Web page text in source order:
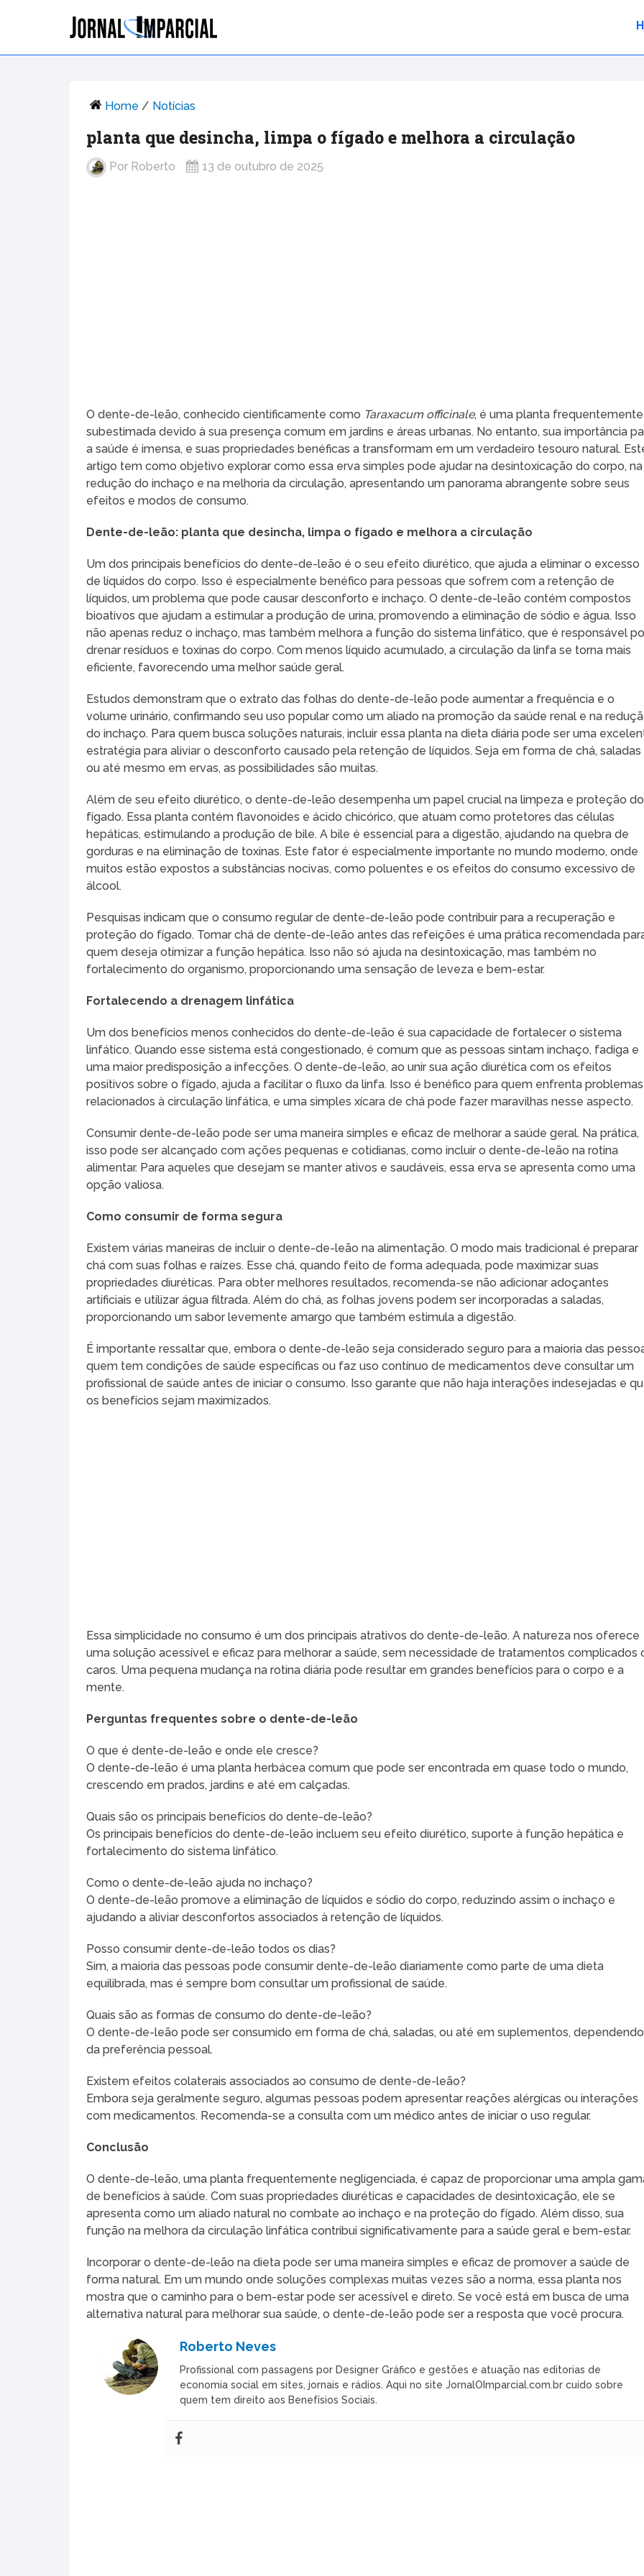
Home / Notícias
planta que desincha, limpa o fígado e melhora a circulação
Por Roberto 13 de outubro de 2025
O dente-de-leão, conhecido cientificamente como Taraxacum officinale, é uma planta frequentemente
subestimada devido à sua presença comum em jardins e áreas urbanas. No entanto, sua importância
a saúde é imensa, e suas propriedades benéficas a transformam em um verdadeiro tesouro natural.
artigo tem como objetivo explorar como essa erva simples pode ajudar na desintoxicação do corpo, na
redução do inchaço e na melhoria da circulação, apresentando um panorama abrangente sobre seus
efeitos e modos de consumo.
Dente-de-leão: planta que desincha, limpa o fígado e melhora a circulação
Um dos principais benefícios do dente-de-leão é o seu efeito diurético, que ajuda a eliminar o excesso
de líquidos do corpo. Isso é especialmente benéfico para pessoas que sofrem com a retenção de
líquidos, um problema que pode causar desconforto e inchaço. O dente-de-leão contém compostos
bioativos que ajudam a estimular a produção de urina, promovendo a eliminação de sódio e água. Isso
não apenas reduz o inchaço, mas também melhora a função do sistema linfático, que é responsável
drenar resíduos e toxinas do corpo. Com menos líquido acumulado, a circulação da linfa se torna mais
eficiente, favorecendo uma melhor saúde geral.
Estudos demonstram que o extrato das folhas do dente-de-leão pode aumentar a frequência e o
volume urinário, confirmando seu uso popular como um aliado na promoção da saúde renal e na
do inchaço. Para quem busca soluções naturais, incluir essa planta na dieta diária pode ser uma
estratégia para aliviar o desconforto causado pela retenção de líquidos. Seja em forma de chá, saladas
ou até mesmo em ervas, as possibilidades são muitas.
Além de seu efeito diurético, o dente-de-leão desempenha um papel crucial na limpeza e proteção do
fígado. Essa planta contém flavonoides e ácido chicórico, que atuam como protetores das células
hepáticas, estimulando a produção de bile. A bile é essencial para a digestão, ajudando na quebra de
gorduras e na eliminação de toxinas. Este fator é especialmente importante no mundo moderno, onde
muitos estão expostos a substâncias nocivas, como poluentes e os efeitos do consumo excessivo de
álcool.
Pesquisas indicam que o consumo regular de dente-de-leão pode contribuir para a recuperação e
proteção do fígado. Tomar chá de dente-de-leão antes das refeições é uma prática recomendada
quem deseja otimizar a função hepática. Isso não só ajuda na desintoxicação, mas também no
fortalecimento do organismo, proporcionando uma sensação de leveza e bem-estar.
Fortalecendo a drenagem linfática
Um dos benefícios menos conhecidos do dente-de-leão é sua capacidade de fortalecer o sistema
linfático. Quando esse sistema está congestionado, é comum que as pessoas sintam inchaço, fadiga e
uma maior predisposição a infecções. O dente-de-leão, ao unir sua ação diurética com os efeitos
positivos sobre o fígado, ajuda a facilitar o fluxo da linfa. Isso é benéfico para quem enfrenta problemas
relacionados à circulação linfática, e uma simples xícara de chá pode fazer maravilhas nesse aspecto.
Consumir dente-de-leão pode ser uma maneira simples e eficaz de melhorar a saúde geral. Na prática,
isso pode ser alcançado com ações pequenas e cotidianas, como incluir o dente-de-leão na rotina
alimentar. Para aqueles que desejam se manter ativos e saudáveis, essa erva se apresenta como uma
opção valiosa.
Como consumir de forma segura
Existem várias maneiras de incluir o dente-de-leão na alimentação. O modo mais tradicional é preparar
chá com suas folhas e raízes. Esse chá, quando feito de forma adequada, pode maximizar suas
propriedades diuréticas. Para obter melhores resultados, recomenda-se não adicionar adoçantes
artificiais e utilizar água filtrada. Além do chá, as folhas jovens podem ser incorporadas a saladas,
proporcionando um sabor levemente amargo que também estimula a digestão.
É importante ressaltar que, embora o dente-de-leão seja considerado seguro para a maioria das
quem tem condições de saúde específicas ou faz uso contínuo de medicamentos deve consultar um
profissional de saúde antes de iniciar o consumo. Isso garante que não haja interações indesejadas e
os benefícios sejam maximizados.
Essa simplicidade no consumo é um dos principais atrativos do dente-de-leão. A natureza nos oferece
uma solução acessível e eficaz para melhorar a saúde, sem necessidade de tratamentos complicados
caros. Uma pequena mudança na rotina diária pode resultar em grandes benefícios para o corpo e a
mente.
Perguntas frequentes sobre o dente-de-leão
O que é dente-de-leão e onde ele cresce?
O dente-de-leão é uma planta herbácea comum que pode ser encontrada em quase todo o mundo,
crescendo em prados, jardins e até em calçadas.
Quais são os principais benefícios do dente-de-leão?
Os principais benefícios do dente-de-leão incluem seu efeito diurético, suporte à função hepática e
fortalecimento do sistema linfático.
Como o dente-de-leão ajuda no inchaço?
O dente-de-leão promove a eliminação de líquidos e sódio do corpo, reduzindo assim o inchaço e
ajudando a aliviar desconfortos associados à retenção de líquidos.
Posso consumir dente-de-leão todos os dias?
Sim, a maioria das pessoas pode consumir dente-de-leão diariamente como parte de uma dieta
equilibrada, mas é sempre bom consultar um profissional de saúde.
Quais são as formas de consumo do dente-de-leão?
O dente-de-leão pode ser consumido em forma de chá, saladas, ou até em suplementos, dependendo
da preferência pessoal.
Existem efeitos colaterais associados ao consumo de dente-de-leão?
Embora seja geralmente seguro, algumas pessoas podem apresentar reações alérgicas ou interações
com medicamentos. Recomenda-se a consulta com um médico antes de iniciar o uso regular.
Conclusão
O dente-de-leão, uma planta frequentemente negligenciada, é capaz de proporcionar uma ampla
de benefícios à saúde. Com suas propriedades diuréticas e capacidades de desintoxicação, ele se
apresenta como um aliado natural no combate ao inchaço e na proteção do fígado. Além disso, sua
função na melhora da circulação linfática contribui significativamente para a saúde geral e bem-estar.
Incorporar o dente-de-leão na dieta pode ser uma maneira simples e eficaz de promover a saúde de
forma natural. Em um mundo onde soluções complexas muitas vezes são a norma, essa planta nos
mostra que o caminho para o bem-estar pode ser acessível e direto. Se você está em busca de uma
alternativa natural para melhorar sua saúde, o dente-de-leão pode ser a resposta que você procura.
Roberto Neves
Profissional com passagens por Designer Gráfico e gestões e atuação nas editorias de
economia social em sites, jornais e rádios. Aqui no site JornalOImparcial.com.br cuido sobre
quem tem direito aos Benefísios Sociais.